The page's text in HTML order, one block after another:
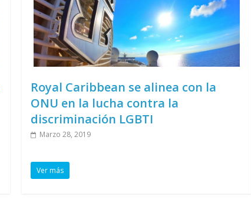
Royal Caribbean se alinea con la
ONU en la lucha contra la
discriminación LGBTI
Marzo 28, 2019
Ver más